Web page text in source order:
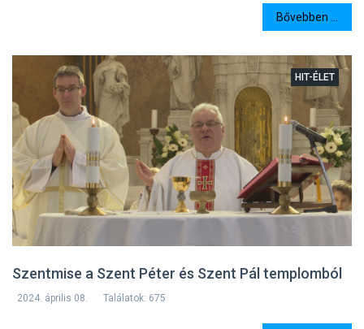
Bővebben ...
Szentmise a Szent Péter és Szent Pál templomból
HIT-ÉLET
2024. április 08. Találatok: 675